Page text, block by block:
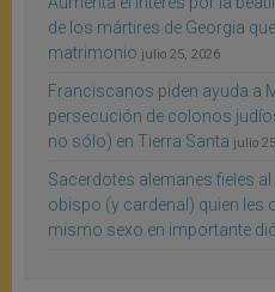
de los mártires de Georgia
matrimonio julio 25, 2026
Franciscanos piden ayuda a
persecución de colonos
no sólo) en Tierra Santa julio
Sacerdotes alemanes fieles
obispo (y cardenal) quien les
mismo sexo en importante